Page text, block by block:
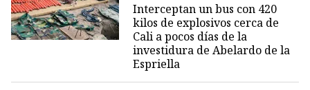
Interceptan un bus con 420
kilos de explosivos cerca de
Cali a pocos días de la
investidura de Abelardo de la
Espriella